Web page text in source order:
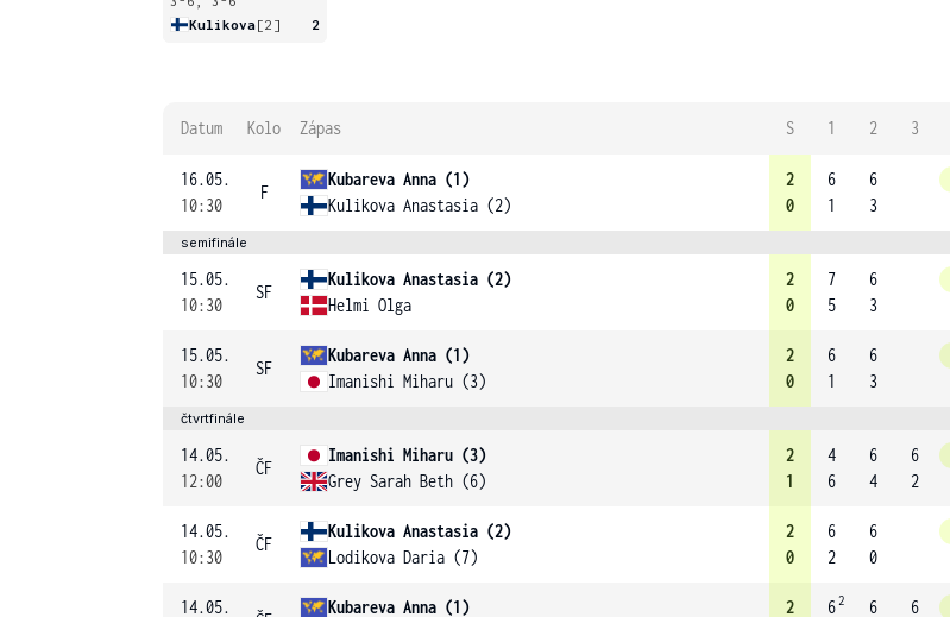
Kulikova[2] 2
Datum Kolo Zápas S 1 2 3
16.05.
10:30
F
Kubareva Anna (1)
Kulikova Anastasia (2)
2
0
6
1
6
3
semifinále
15.05.
10:30
SF
Kulikova Anastasia (2)
Helmi Olga
2
0
7
5
6
3
15.05.
10:30
SF
Kubareva Anna (1)
Imanishi Miharu (3)
2
0
6
1
6
3
čtvrtfinále
14.05.
12:00
ČF
Imanishi Miharu (3)
Grey Sarah Beth (6)
2
1
4
6
6
4
6
2
14.05.
10:30
ČF
Kulikova Anastasia (2)
Lodikova Daria (7)
2
0
6
2
6
0
14.05.
Kubareva Anna (1)
2
62
6
6